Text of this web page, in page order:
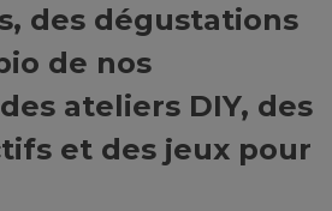
des dégustations
de nos
ateliers DIY, des
et des jeux pour